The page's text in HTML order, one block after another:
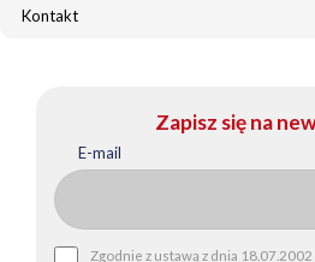
Kontakt
Zapisz się na
E-mail
Zgodnie z ustawą z dnia